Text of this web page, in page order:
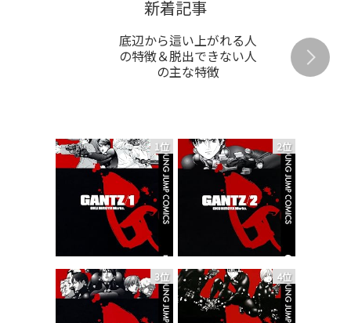
新着記事
底辺から這い上がれる人
の特徴＆脱出できない人
の主な特徴
1位 2位
3位 4位